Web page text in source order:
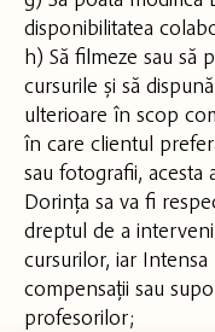
disponibilitatea
h) Să filmeze sau să
cursurile și să
ulterioare în scop
în care clientul
sau fotografii, acesta
Dorința sa va fi
dreptul de a
cursurilor, iar
compensații sau
profesorilor;